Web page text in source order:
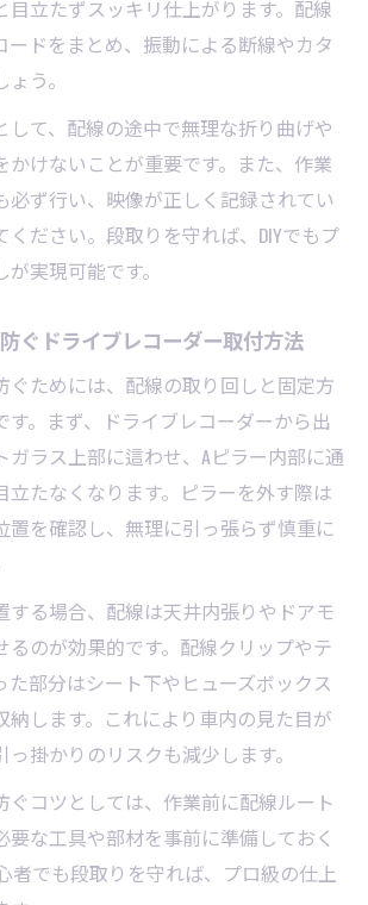
と断線対策を両立するテープ活用
レコーダー取付時のテープ選びと
ント
配線むき出し防止に有効なテープ
目立たずスッキリ仕上がります。配線
ードをまとめ、振動による断線やカタ
う。
して、配線の途中で無理な折り曲げや
かけないことが重要です。また、作業
必ず行い、映像が正しく記録されてい
ください。段取りを守れば、DIYでもプ
実現可能です。
ぐドライブレコーダー取付方法
ぐためには、配線の取り回しと固定方
す。まず、ドライブレコーダーから出
ガラス上部に這わせ、Aピラー内部に通
立たなくなります。ピラーを外す際は
置を確認し、無理に引っ張らず慎重に
する場合、配線は天井内張りやドアモ
るのが効果的です。配線クリップやテ
た部分はシート下やヒューズボックス
納します。これにより車内の見た目が
掛かりのリスクも減少します。
ぐコツとしては、作業前に配線ルート
要な工具や部材を事前に準備しておく
者でも段取りを守れば、プロ級の仕上